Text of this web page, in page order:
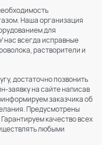
Наша организация
для
нас всегда исправные
растворители и
достаточно позвонить
заявку на сайте написав
заказчика об
Предусмотрены
качество всех
любыми